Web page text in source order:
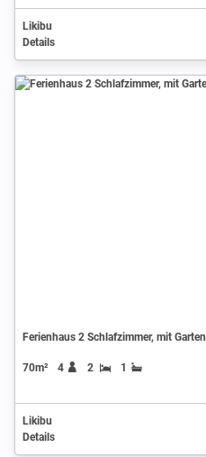
Likibu
Details
Ferienhaus 2 Schlafzimmer, mit Garten
70m² 4 2 1
Likibu
Details